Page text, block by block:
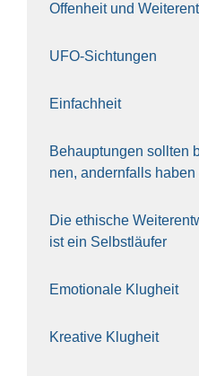
Offen­heit und
UFO-Sich­tun­gen
Ein­fach­heit
Behaup­tun­gen soll­ten
nen, andern­falls
Die ethi­sche
ist ein Selbst­läu­fer
Emo­tio­na­le Klug­heit
Krea­ti­ve Klug­heit